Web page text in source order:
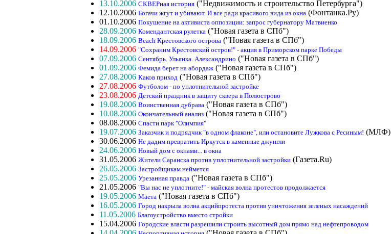
13.10.2006 СКВЕРная история ("Недвижимость и строительство Петербурга")
12.10.2006 Богачи жгут и убивают. И все ради красивого вида из окна (Фонтанка.Ру)
01.10.2006 Покушение на активиста оппозиции: запрос губернатору Матвиенко
28.09.2006 Комендантская рулетка ("Новая газета в СПб")
18.09.2006 Beach Крестовского острова ("Новая газета в СПб")
14.09.2006 "Сохраним Крестовский остров!" - акция в Приморском парке Победы
07.09.2006 Сентябрь. Ульянка. Александрино ("Новая газета в СПб")
01.09.2006 Фемида берет на абордаж ("Новая газета в СПб")
27.08.2006 Каков приход ("Новая газета в СПб")
27.08.2006 Футболом - по уплотнительной застройке
23.08.2006 Детский праздник в защиту сквера в Полюстрово
19.08.2006 Воинственная дубрава ("Новая газета в СПб")
10.08.2006 Окончательный анализ ("Новая газета в СПб")
08.08.2006 Спасти парк "Олимпия"
19.07.2006 Заказчик и подрядчик "в одном флаконе", или остановите Лужкова с Ресиным! (МЛФ)
30.06.2006 Не дадим превратить Иркутск в каменные джунгли
24.06.2006 Новый дом с окнами... в окна
31.05.2006 Жители Саранска против уплотнительной застройки (Газета.Ru)
26.05.2006 Застройщикам неймется
25.05.2006 Урезанная правда ("Новая газета в СПб")
21.05.2006 "Вы нас не уплотните!" - майская волна протестов продолжается
19.05.2006 Маета ("Новая газета в СПб")
16.05.2006 Город накрыла волна акцийпротеста против уничтожения зеленых насаждений
11.05.2006 Благоустройство вместо стройки
15.04.2006 Городские власти разрешили строить высотный дом прямо над нефтепроводом